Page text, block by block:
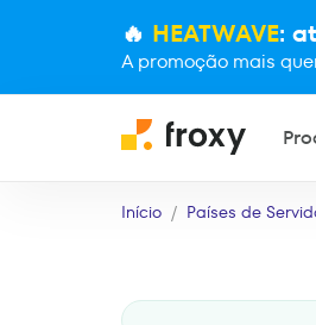
🔥 HEATWAVE:
A promoção mais
Início Países de